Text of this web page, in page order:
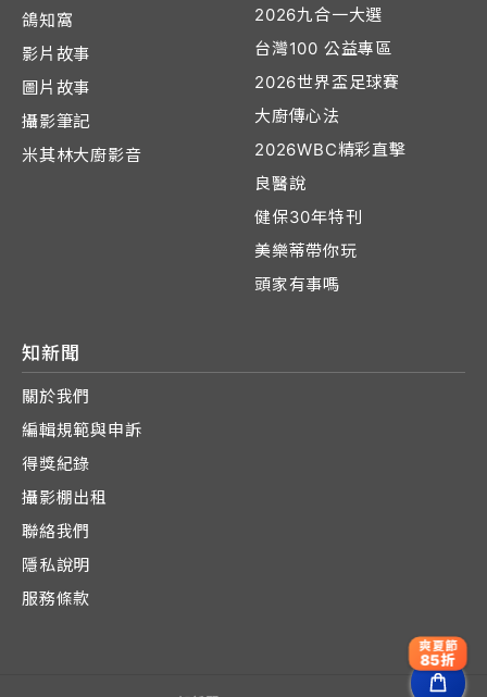
鴿知窩
影片故事
圖片故事
攝影筆記
米其林大廚影音
2026九合一大選
台灣100 公益專區
2026世界盃足球賽
大廚傳心法
2026WBC精彩直擊
良醫說
健保30年特刊
美樂蒂帶你玩
頭家有事嗎
知新聞
關於我們
編輯規範與申訴
得獎紀錄
攝影棚出租
聯絡我們
隱私說明
服務條款
爽夏節
85折